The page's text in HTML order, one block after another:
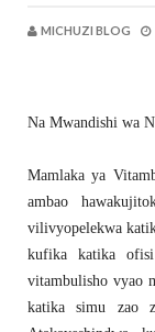
MICHUZI BLOG
Na Mwandishi wa
Mamlaka ya
ambao
vilivyopelekwa
kufika katika
vitambulisho vyao
katika simu zao